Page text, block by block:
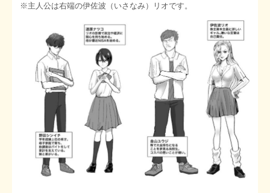
※主人公は右端の伊佐波（いさなみ）リオです。